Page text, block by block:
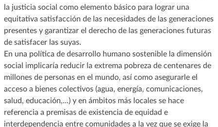
la justicia social como elemento básico para lograr una
equitativa satisfacción de las necesidades de las generaciones
presentes y garantizar el derecho de las generaciones futuras
de satisfacer las suyas.
En una política de desarrollo humano sostenible la dimensión
social implicaría reducir la extrema pobreza de centenares de
millones de personas en el mundo, así como asegurarle el
acceso a bienes colectivos (agua, energía, comunicaciones,
salud, educación,...) y en ámbitos más locales se hace
referencia a premisas de existencia de equidad e
interdependencia entre comunidades a la vez que se exige la